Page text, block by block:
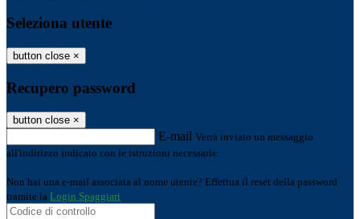
Seleziona utente
button close ×
Recupero password
button close ×
E-mail Verrà inviato un messaggio
all'indirizzo indicato con le istruzioni necessarie.
Non hai una e-mail associata al nome utente? Effettua il reset della password
tramite la Login Spaggiari